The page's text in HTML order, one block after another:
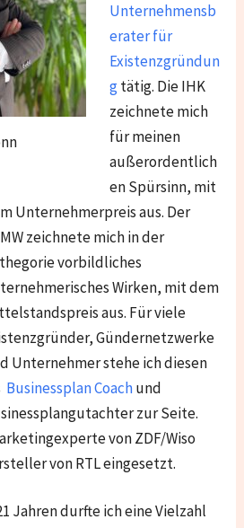
Unternehmensb
erater für
Existenzgründun
gtätig. Die IHK
zeichnete mich
für meinen
außerordentlich
en Spürsinn, mit
Unternehmerpreis aus. Der
zeichnete mich in der
vorbildliches
Wirken, mit dem
aus. Für viele
Gündernetzwerke
Unternehmer stehe ich diesen
Businessplan Coachund
zur Seite.
von ZDF/Wiso
von RTL eingesetzt.
Jahren durfte ich eine Vielzahl